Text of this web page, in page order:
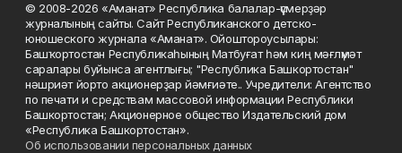
© 2008-2026 «Аманат» Республика балалар-үҫмерҙәр
журналының сайты. Сайт Республиканского детско-
юношеского журнала «Аманат». Ойоштороусылары:
Башҡортостан Республикаһының Матбуғат һәм киң мәғлүмәт
саралары буйынса агентлығы; "Республика Башкортостан"
нәшриәт йорто акционерҙар йәмғиәте.. Учредители: Агентство
по печати и средствам массовой информации Республики
Башкортостан; Акционерное общество Издательский дом
«Республика Башкортостан».
Об использовании персональных данных